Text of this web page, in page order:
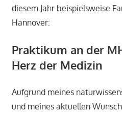
diesem Jahr beispielsweise
Hannover:
Praktikum an der
Herz der Medizin
Aufgrund meines
und meines aktuellen